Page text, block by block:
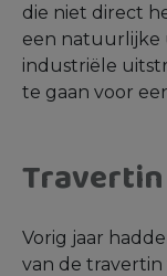
die niet direct
een natuurlijke
industriële
te gaan voor
Vorig jaar
van de travertin